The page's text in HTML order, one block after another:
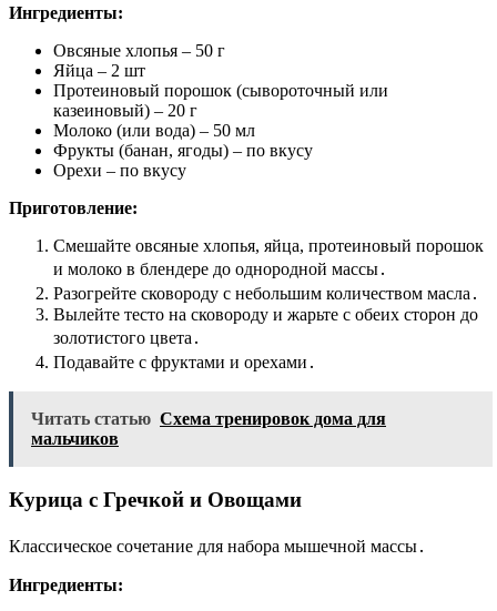
Ингредиенты:
Овсяные хлопья – 50 г
Яйца – 2 шт
Протеиновый порошок (сывороточный или
казеиновый) – 20 г
Молоко (или вода) – 50 мл
Фрукты (банан, ягоды) – по вкусу
Орехи – по вкусу
Приготовление:
Смешайте овсяные хлопья, яйца, протеиновый порошок
и молоко в блендере до однородной массы․
Разогрейте сковороду с небольшим количеством масла․
Вылейте тесто на сковороду и жарьте с обеих сторон до
золотистого цвета․
Подавайте с фруктами и орехами․
Читать статью Схема тренировок дома для
мальчиков
Курица с Гречкой и Овощами
Классическое сочетание для набора мышечной массы․
Ингредиенты: